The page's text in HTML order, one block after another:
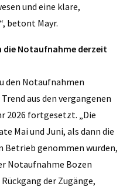
und eine klare,
betont Mayr.
die Notaufnahme derzeit
den Notaufnahmen
aus den vergangenen
2026 fortgesetzt. „Die
Mai und Juni, als dann die
Betrieb genommen wurden,
Notaufnahme Bozen
der Zugänge,